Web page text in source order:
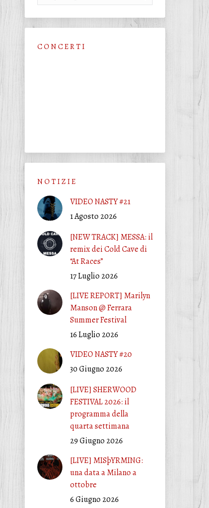
C O N C E R T I
N O T I Z I E
VIDEO NASTY #21
1 Agosto 2026
[NEW TRACK] MESSA: il
remix dei Cold Cave di
“At Races”
17 Luglio 2026
[LIVE REPORT] Marilyn
Manson @ Ferrara
Summer Festival
16 Luglio 2026
VIDEO NASTY #20
30 Giugno 2026
[LIVE] SHERWOOD
FESTIVAL 2026: il
programma della
quarta settimana
29 Giugno 2026
[LIVE] MISþYRMING:
una data a Milano a
ottobre
6 Giugno 2026